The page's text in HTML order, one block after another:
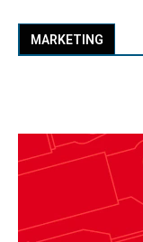
MARKETING